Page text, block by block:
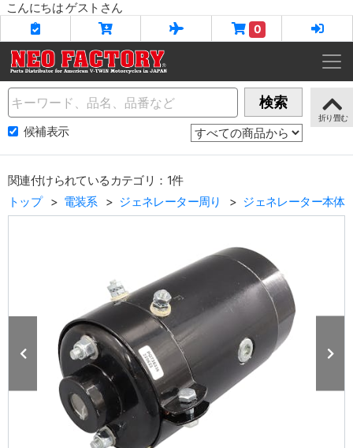
こんにちは ゲストさん
0
Name 検索
候補表示
関連付けられているカテゴリ：1件
トップ
電装系 ジェネレーター周り ジェネレーター本体